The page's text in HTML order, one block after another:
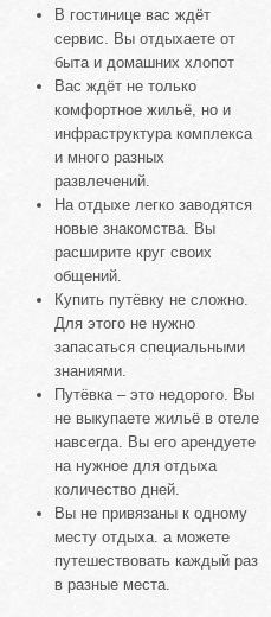
В гостинице вас ждёт
сервис. Вы отдыхаете от
быта и домашних хлопот
Вас ждёт не только
комфортное жильё, но и
инфраструктура комплекса
и много разных
развлечений.
На отдыхе легко заводятся
новые знакомства. Вы
расширите круг своих
общений.
Купить путёвку не сложно.
Для этого не нужно
запасаться специальными
знаниями.
Путёвка – это недорого. Вы
не выкупаете жильё в отеле
навсегда. Вы его арендуете
на нужное для отдыха
количество дней.
Вы не привязаны к одному
месту отдыха. а можете
путешествовать каждый раз
в разные места.